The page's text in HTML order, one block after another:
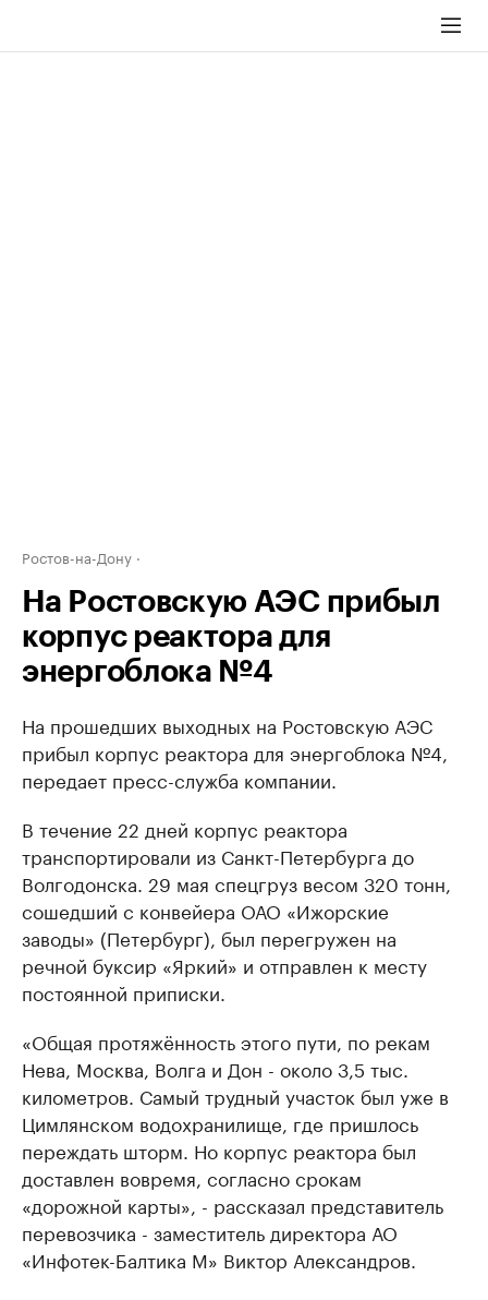
Ростов-на-Дону
На Ростовскую АЭС прибыл
корпус реактора для
энергоблока №4
На прошедших выходных на Ростовскую АЭС
прибыл корпус реактора для энергоблока №4,
передает пресс-служба компании.
В течение 22 дней корпус реактора
транспортировали из Санкт-Петербурга до
Волгодонска. 29 мая спецгруз весом 320 тонн,
сошедший с конвейера ОАО «Ижорские
заводы» (Петербург), был перегружен на
речной буксир «Яркий» и отправлен к месту
постоянной приписки.
«Общая протяжённость этого пути, по рекам
Нева, Москва, Волга и Дон - около 3,5 тыс.
километров. Самый трудный участок был уже в
Цимлянском водохранилище, где пришлось
переждать шторм. Но корпус реактора был
доставлен вовремя, согласно срокам
«дорожной карты», - рассказал представитель
перевозчика - заместитель директора АО
«Инфотек-Балтика М» Виктор Александров.